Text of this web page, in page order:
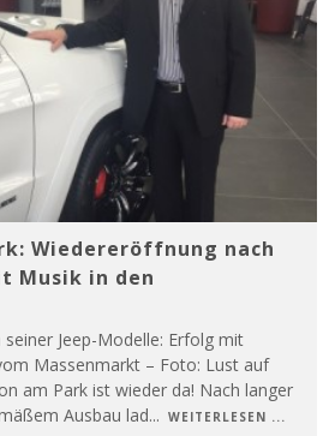
Wiedereröffnung nach
Musik in den
Jeep-Modelle: Erfolg mit
Massenmarkt – Foto: Lust auf
am Park ist wieder da! Nach langer
Ausbau lad... WEITERLESEN ...